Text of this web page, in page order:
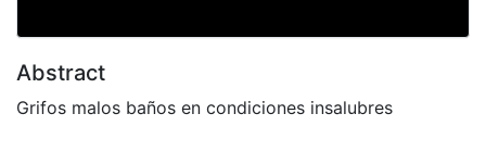
Abstract
Grifos malos baños en condiciones insalubres